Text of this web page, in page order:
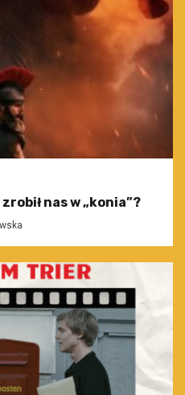
nas w „konia”?